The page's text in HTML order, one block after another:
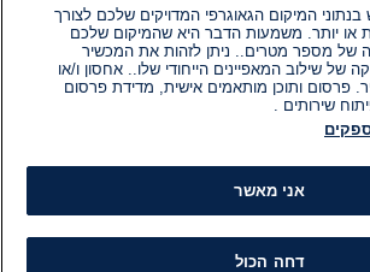
בנתוני המיקום הגאוגרפי המדויקים שלכם לצורך
יותר. משמעות הדבר היא שהמיקום שלכם
של מספר מטרים.. ניתן לזהות את המכשיר
שילוב המאפיינים הייחודי שלו.. אחסון ו/או
פרסום ותוכן מותאמים אישית, מדידת פרסום
שירותים .
אני מאשר
דחה הכול